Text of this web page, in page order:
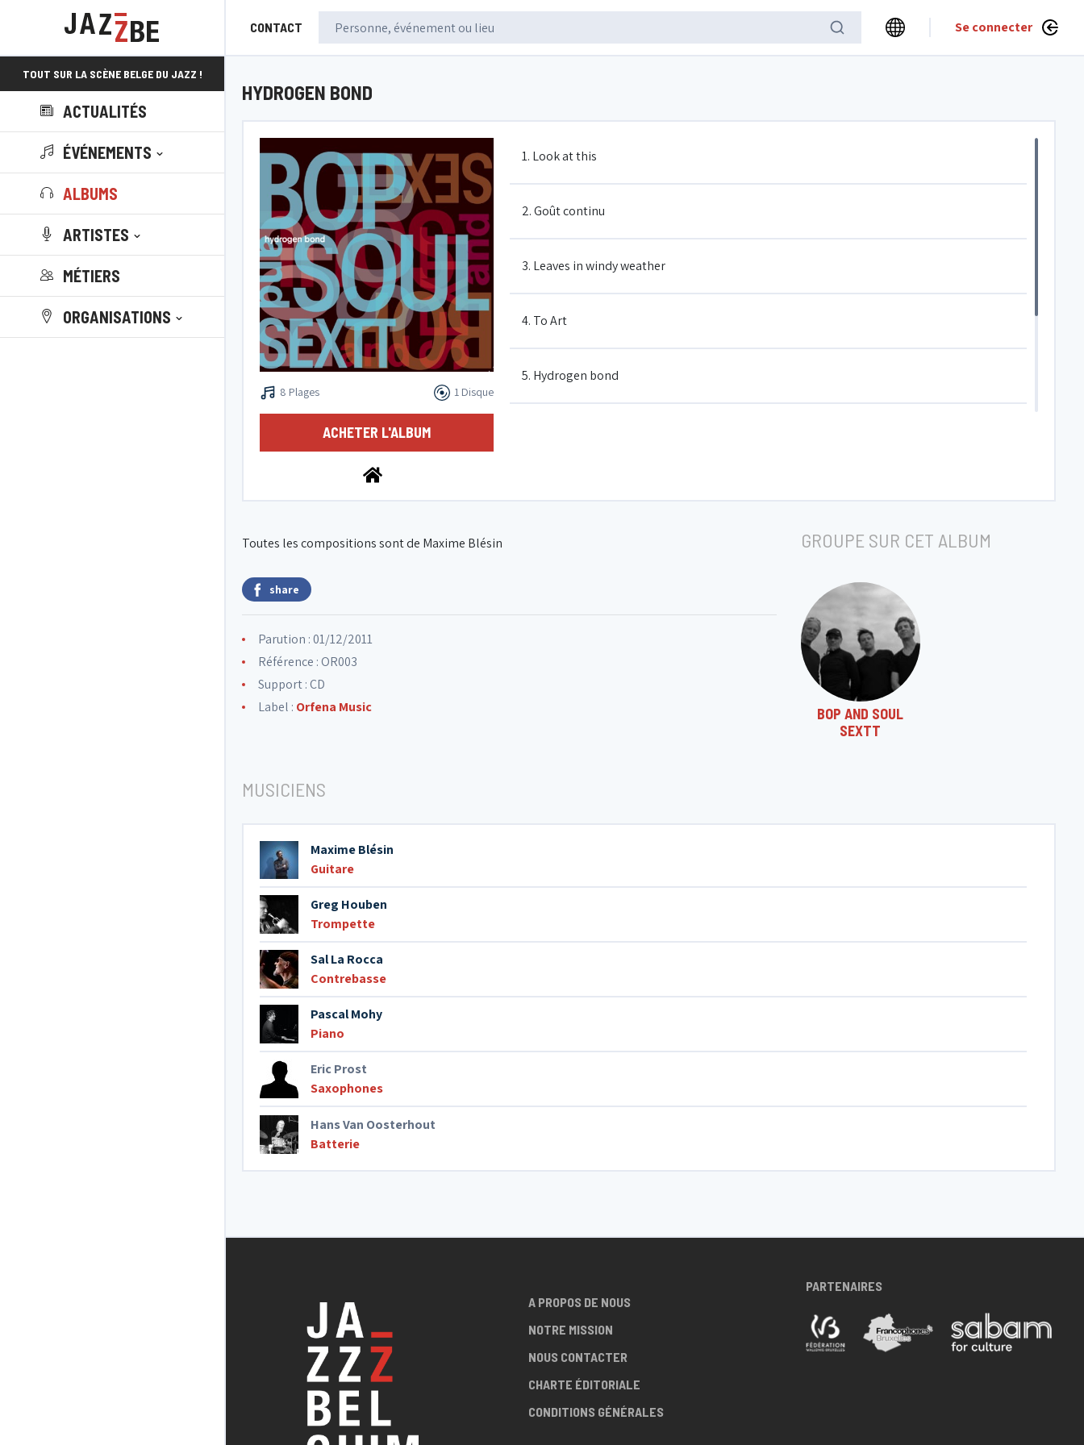
CONTACT Se connecter
TOUT SUR LA SCÈNE BELGE DU JAZZ !
ACTUALITÉS
ÉVÉNEMENTS
ALBUMS
ARTISTES
MÉTIERS
ORGANISATIONS
HYDROGEN BOND
8 Plages 1 Disque
ACHETER L'ALBUM
1. Look at this
2. Goût continu
3. Leaves in windy weather
4. To Art
5. Hydrogen bond
Toutes les compositions sont de Maxime Blésin
share
Parution : 01/12/2011
Référence : OR003
Support : CD
Label : Orfena Music
GROUPE SUR CET ALBUM
BOP AND SOUL
SEXTT
MUSICIENS
Maxime Blésin
Guitare
Greg Houben
Trompette
Sal La Rocca
Contrebasse
Pascal Mohy
Piano
Eric Prost
Saxophones
Hans Van Oosterhout
Batterie
A PROPOS DE NOUS
NOTRE MISSION
NOUS CONTACTER
CHARTE ÉDITORIALE
CONDITIONS GÉNÉRALES
PARTENAIRES